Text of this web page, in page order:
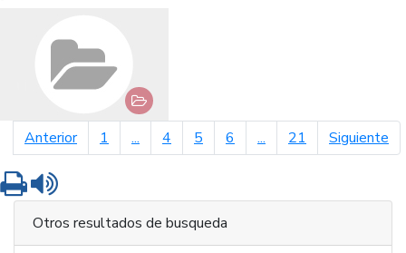
Anteriorpágina anterior
1 ... 4 5 6 ... 21 Siguiente
Imprimir
Otros resultados de busqueda